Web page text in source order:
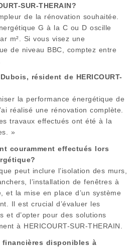
SUR-THERAIN?
de la rénovation souhaitée.
G à la C ou D oscille
m². Si vous visez une
de niveau BBC, comptez entre
résident de HERICOURT-
la performance énergétique de
réalisé une rénovation complète.
travaux effectués ont été à la
»
couramment effectués lors
peut inclure l’isolation des murs,
l’installation de fenêtres à
et la mise en place d’un système
Il est crucial d’évaluer les
et d’opter pour des solutions
à HERICOURT-SUR-THERAIN
disponibles à